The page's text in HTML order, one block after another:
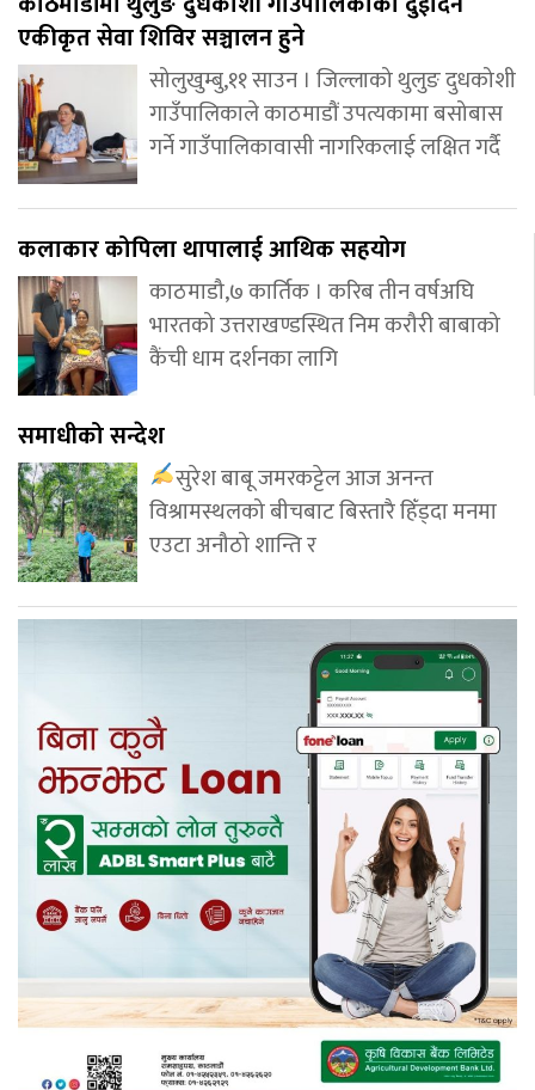
एकीकृत सेवा शिविर सञ्चालन हुने
सोलुखुम्बु,११ साउन । जिल्लाको थुलुङ दुधकोशी
गाउँपालिकाले काठमाडौं उपत्यकामा बसोबास
गर्ने गाउँपालिकावासी नागरिकलाई लक्षित गर्दै
कलाकार कोपिला थापालाई आथिक सहयोग
काठमाडौ,७ कार्तिक । करिब तीन वर्षअघि
भारतको उत्तराखण्डस्थित निम करौरी बाबाको
कैंची धाम दर्शनका लागि
समाधीको सन्देश
सुरेश बाबू जमरकट्टेल आज अनन्त
विश्रामस्थलको बीचबाट बिस्तारै हिँड्दा मनमा
एउटा अनौठो शान्ति र